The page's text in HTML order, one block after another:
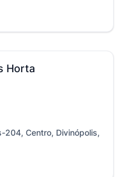
Horta
204, Centro, Divinópolis,